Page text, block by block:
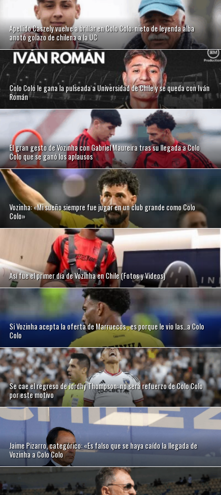
Apellido Caszely vuelve a brillar en Colo Colo: nieto de leyenda alba
anotó golazo de chilena a la UC
Colo Colo le gana la pulseada a Universidad de Chile y se queda con Iván
Román
El gran gesto de Vozinha con Gabriel Maureira tras su llegada a Colo
Colo que se ganó los aplausos
Vozinha: «Mi sueño siempre fue jugar en un club grande como Colo
Colo»
Así fue el primer día de Vozinha en Chile (Fotos y Videos)
Si Vozinha acepta la oferta de Marruecos , es porque le vio las…a Colo
Colo
Se cae el regreso de Jordhy Thompson: no será refuerzo de Colo Colo
por este motivo
Jaime Pizarro, categórico: «Es falso que se haya caído la llegada de
Vozinha a Colo Colo